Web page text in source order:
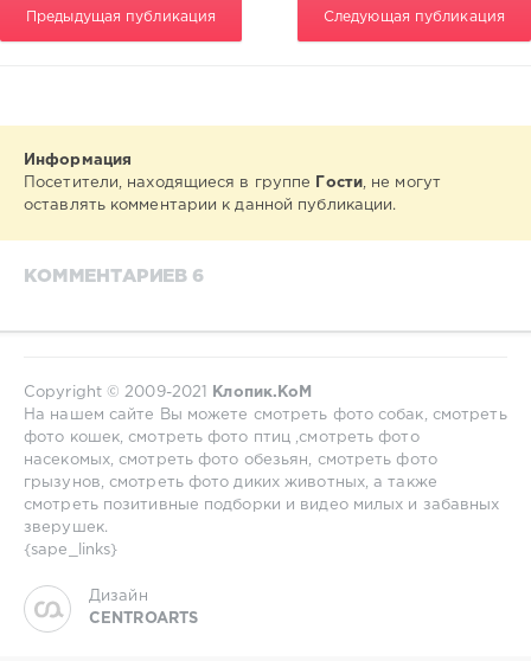
Предыдущая публикация Следующая публикация
Информация
Посетители, находящиеся в группе
Гости, не могут
оставлять комментарии к данной публикации.
КОММЕНТАРИЕВ 6
Copyright © 2009-2021
Клопик.КоМ
На нашем сайте Вы можете смотреть фото собак, смотреть
фото кошек, смотреть фото птиц ,смотреть фото
насекомых, смотреть фото обезьян, смотреть фото
грызунов, смотреть фото диких животных, а также
смотреть позитивные подборки и видео милых и забавных
зверушек.
{sape_links}
Дизайн
CENTROARTS